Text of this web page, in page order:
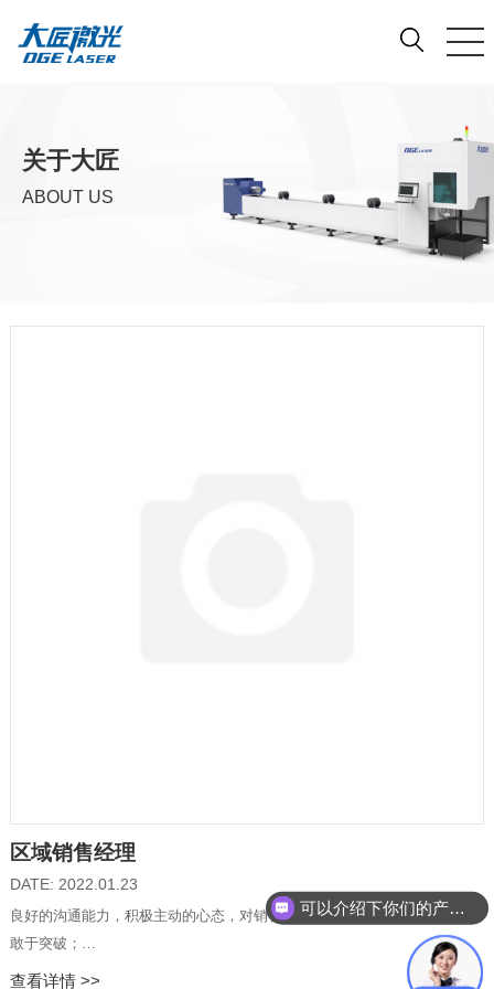
关于大匠
ABOUT US
区域销售经理
DATE: 2022.01.23
良好的沟通能力，积极主动的心态，对销售工作有浓厚的兴趣，敢于挑战，
敢于突破；
杭州、嘉兴、湖州、宁波、苏州、南京、无锡、常州、上海、合肥等各一
查看详情 >>
可以介绍下你们的产品么